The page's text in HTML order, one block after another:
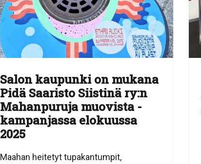
Salon kaupunki on mukana
Pidä Saaristo Siistinä ry:n
Mahanpuruja muovista -
kampanjassa elokuussa
2025
Maahan heitetyt tupakantumpit,